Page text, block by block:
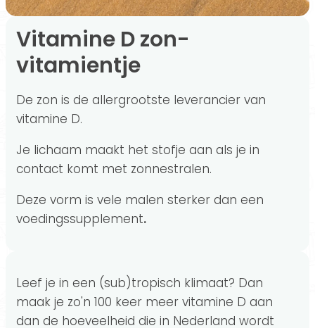
Vitamine D zon-
vitamientje
De zon is de allergrootste leverancier van
vitamine D.
Je lichaam maakt het stofje aan als je in
contact komt met zonnestralen.
Deze vorm is vele malen sterker dan een
voedingssupplement.
Leef je in een (sub)tropisch klimaat? Dan
maak je zo'n 100 keer meer vitamine D aan
dan de hoeveelheid die in Nederland wordt